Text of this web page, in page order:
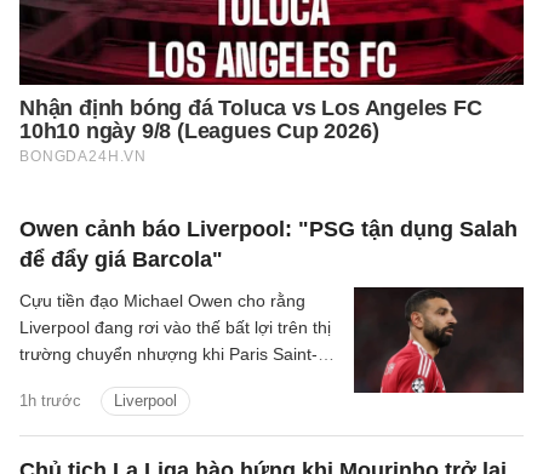
Owen cảnh báo Liverpool: "PSG tận dụng Salah
để đẩy giá Barcola"
1h trước Liverpool
Cựu tiền đạo Michael Owen cho rằng
Liverpool đang rơi vào thế bất lợi trên thị
trường chuyển nhượng khi Paris Saint-
người thay Mohamed Salah để đẩy giá
Bradley Barcola lên mức rất cao.